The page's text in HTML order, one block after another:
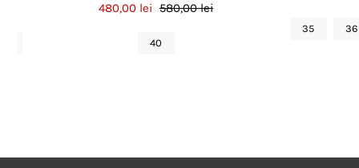
480,00 lei 580,00 lei
40
35 36